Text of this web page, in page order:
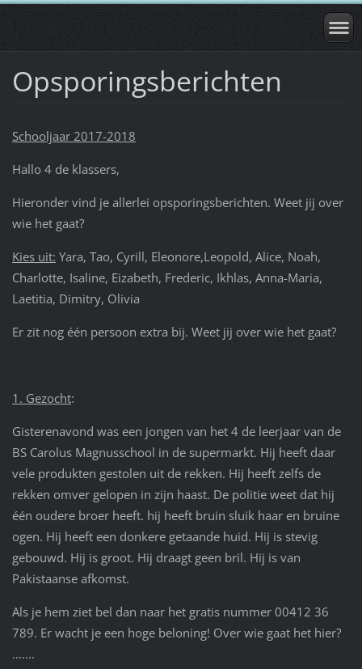
Opsporingsberichten
Schooljaar 2017-2018
Hallo 4 de klassers,
Hieronder vind je allerlei opsporingsberichten. Weet jij over
wie het gaat?
Kies uit: Yara, Tao, Cyrill, Eleonore,Leopold, Alice, Noah,
Charlotte, Isaline, Eizabeth, Frederic, Ikhlas, Anna-Maria,
Laetitia, Dimitry, Olivia
Er zit nog één persoon extra bij. Weet jij over wie het gaat?
1. Gezocht:
Gisterenavond was een jongen van het 4 de leerjaar van de
BS Carolus Magnusschool in de supermarkt. Hij heeft daar
vele produkten gestolen uit de rekken. Hij heeft zelfs de
rekken omver gelopen in zijn haast. De politie weet dat hij
één oudere broer heeft. hij heeft bruin sluik haar en bruine
ogen. Hij heeft een donkere getaande huid. Hij is stevig
gebouwd. Hij is groot. Hij draagt geen bril. Hij is van
Pakistaanse afkomst.
Als je hem ziet bel dan naar het gratis nummer 00412 36
789. Er wacht je een hoge beloning! Over wie gaat het hier?
.......